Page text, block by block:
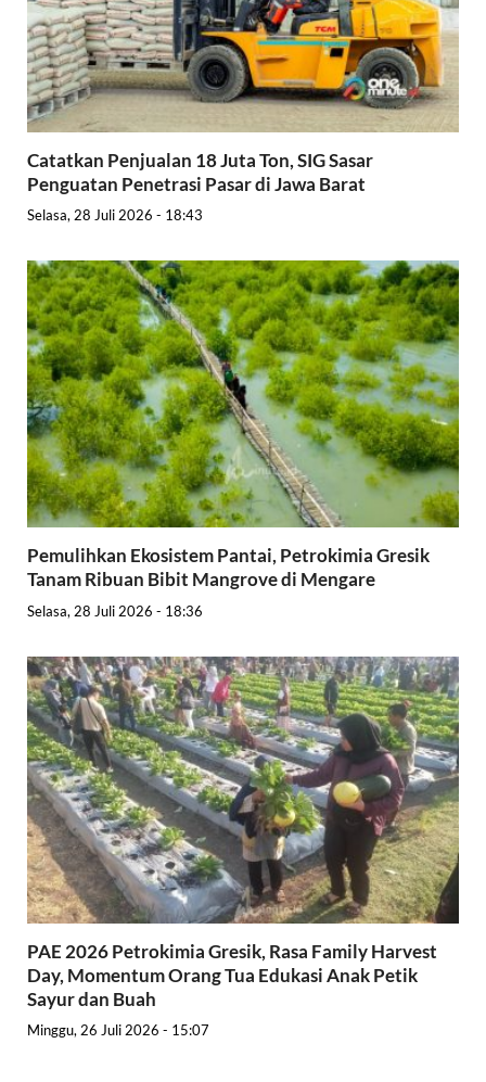
Catatkan Penjualan 18 Juta Ton, SIG Sasar
Penguatan Penetrasi Pasar di Jawa Barat
Selasa, 28 Juli 2026 - 18:43
Pemulihkan Ekosistem Pantai, Petrokimia Gresik
Tanam Ribuan Bibit Mangrove di Mengare
Selasa, 28 Juli 2026 - 18:36
PAE 2026 Petrokimia Gresik, Rasa Family Harvest
Day, Momentum Orang Tua Edukasi Anak Petik
Sayur dan Buah
Minggu, 26 Juli 2026 - 15:07